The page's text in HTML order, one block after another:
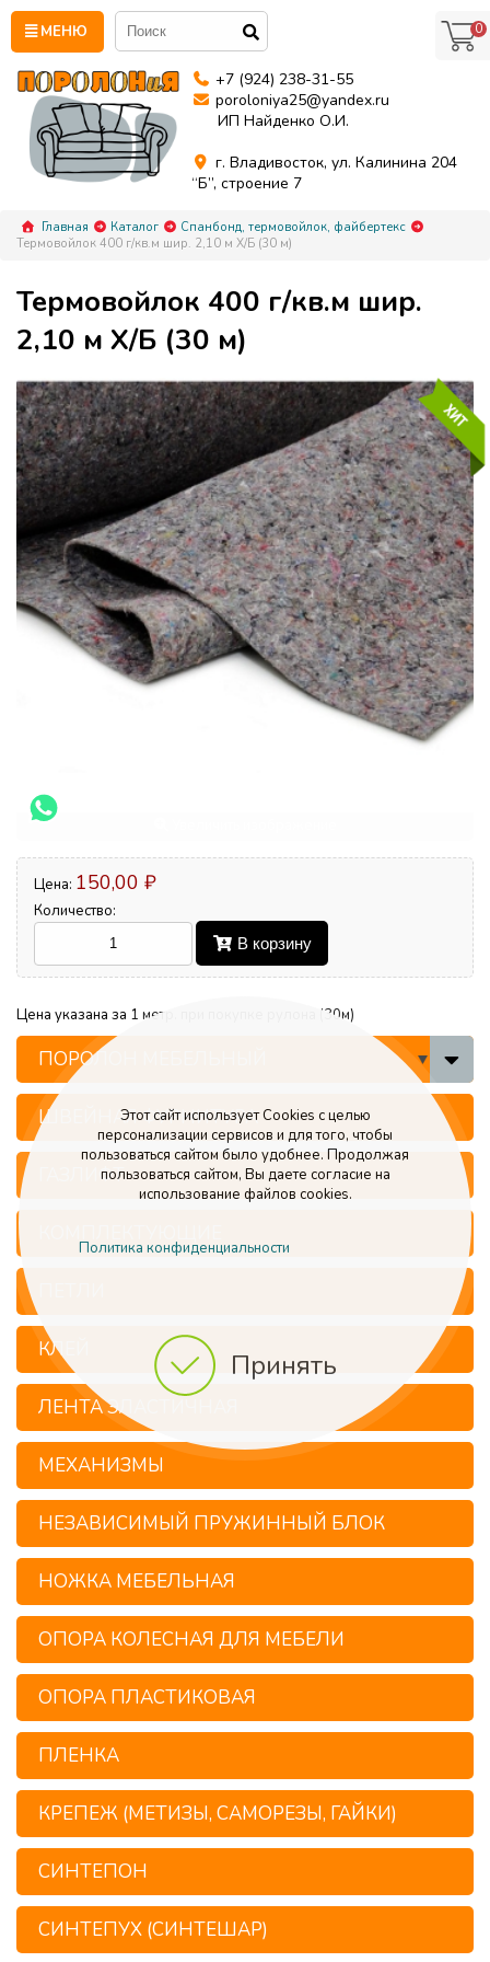
Принять
Этот сайт использует Cookies с целью
персонализации сервисов и для того, чтобы
пользоваться сайтом было удобнее. Продолжая
пользоваться сайтом, Вы даете согласие на
использование файлов cookies.
Политика конфиденциальности
МЕНЮ
+7 (924) 238-31-55
poroloniya25@yandex.ru
ИП Найденко О.И.
г. Владивосток, ул. Калинина 204
“Б”, строение 7
0
Главная Каталог
Спанбонд, термовойлок, файбертекс
Термовойлок 400 г/кв.м шир. 2,10 м Х/Б (30 м)
Термовойлок 400 г/кв.м шир.
2,10 м Х/Б (30 м)
Цена: 150,00 ₽
Количество:
В корзину
Цена указана за 1 метр. при покупке рулона (30м)
ПОРОЛОН МЕБЕЛЬНЫЙ
ШВЕЙНАЯ ФУРНИТУРА
ГАЗЛИФТ
КЛЕЙ
ЛЕНТА ЭЛАСТИЧНАЯ
МЕХАНИЗМЫ
НЕЗАВИСИМЫЙ ПРУЖИННЫЙ БЛОК
НОЖКА МЕБЕЛЬНАЯ
ОПОРА КОЛЕСНАЯ ДЛЯ МЕБЕЛИ
ОПОРА ПЛАСТИКОВАЯ
ПЛЕНКА
КРЕПЕЖ (МЕТИЗЫ, САМОРЕЗЫ, ГАЙКИ)
СИНТЕПОН
СИНТЕПУХ (СИНТЕШАР)